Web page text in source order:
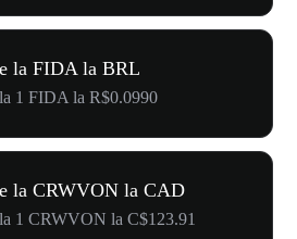
la FIDA la BRL
1 FIDA la R$0.0990
la CRWVON la CAD
1 CRWVON la C$123.91